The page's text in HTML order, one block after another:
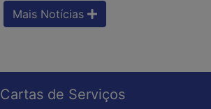
Mais Notícias
Cartas de Serviços